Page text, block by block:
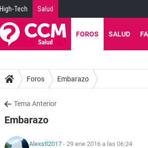
High-Tech Salud
FOROS SALUD
Foros Embarazo
Tema Anterior
Embarazo
Alexstl2017 - 29 ene 2016 a las 06:24